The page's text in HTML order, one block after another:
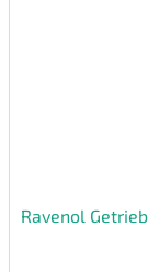
Ravenol